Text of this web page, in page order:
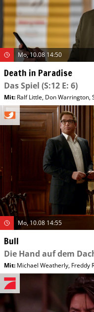
Mo, 10.08 14:50
Death in Paradise
Das Spiel (S:12 E: 6)
Mit: Ralf Little, Don Warrington,
Mo, 10.08 14:55
Bull
Die Hand auf dem
Mit: Michael Weatherly, Freddy